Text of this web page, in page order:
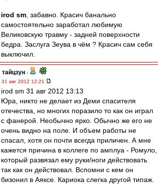
irod sm , забавно. Красич банально
самостоятельно заработал любимую
Великовскую травму - задней поверхности
бедра. Заслуга Зеува в чём ? Красич сам себя
выключил.
тайцзун -
31 авг 2012 12:21
irod sm 31 авг 2012 13:13
Юра, никто не делает из Деми спасителя
отечества, но многих поразило то как он играл
с фанерой. Необычно ярко. Обычно же его не
очень видно на поле. И объем работы не
спасал, хотя он почти всегда приличен. А мне
кажется причина в коллеге по амплуа - Ромуло,
который развязал ему руки/ноги действовать
так как он действовал. Вспомни с кем он
бизонил в Аяксе. Кариока слегка другой типаж.